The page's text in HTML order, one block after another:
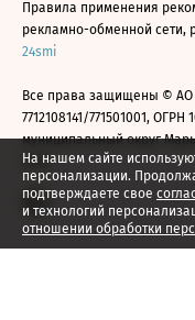
На нашем сайте
персонализации.
подтверждаете свое
и технологий
отношении обработки
Правила применения
рекламно-обменной сети,
24smi
Все права защищены ©
7712108141/771501001, ОГРН
муниципальный округ
2026